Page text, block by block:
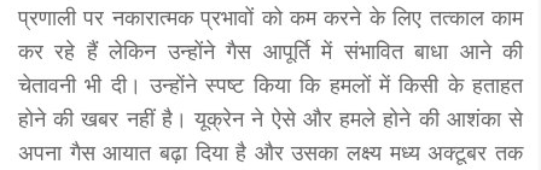
प्रणाली पर नकारात्मक प्रभावों को कम करने के लिए तत्काल काम
कर रहे हैं लेकिन उन्होंने गैस आपूर्ति में संभावित बाधा आने की
चेतावनी भी दी। उन्हाेंने स्पष्ट किया कि हमलों में किसी के हताहत
हाेने की खबर नहीं है। यूक्रेन ने ऐसे और हमले हाेने की आशंका से
अपना गैस आयात बढ़ा दिया है और उसका लक्ष्य मध्य अक्टूबर तक